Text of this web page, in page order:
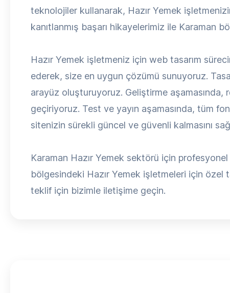
teknolojiler kullanarak, Hazır Yemek
kanıtlanmış başarı hikayelerimiz ile Karaman
Hazır Yemek işletmeniz için web tasarım
ederek, size en uygun çözümü sunuyoruz.
arayüz oluşturuyoruz. Geliştirme
geçiriyoruz. Test ve yayın aşamasında, tüm
sitenizin sürekli güncel ve güvenli kalmasını
Karaman Hazır Yemek sektörü için
bölgesindeki Hazır Yemek işletmeleri için özel
teklif için bizimle iletişime geçin.